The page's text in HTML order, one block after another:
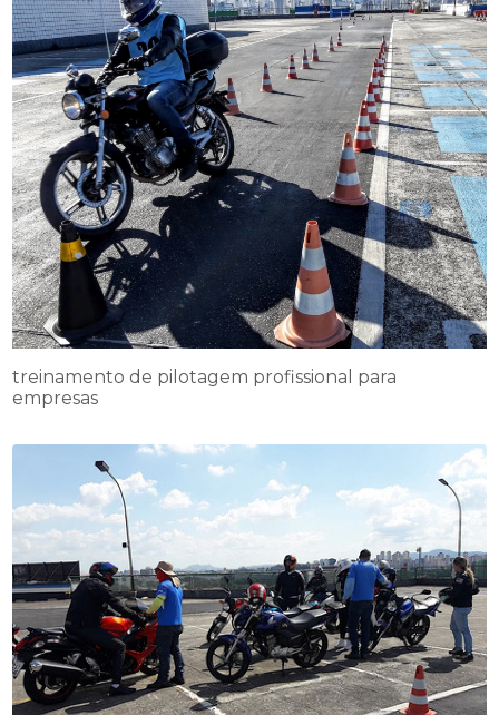
treinamento de pilotagem profissional para
empresas